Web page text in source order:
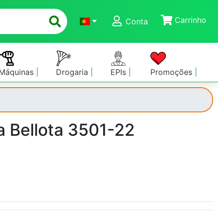
Conta
Carrinho
Drogaria EPIs Promoções
Bellota 3501-22